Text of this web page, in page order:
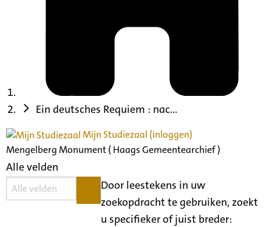
Ein deutsches Requiem : nac...
Mijn Studiezaal (inloggen)
Mengelberg Monument ( Haags Gemeentearchief )
Alle velden
Door leestekens in uw
zoekopdracht te gebruiken, zoekt
u specifieker of juist breder: